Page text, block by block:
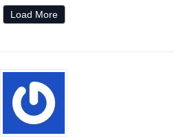
Load More